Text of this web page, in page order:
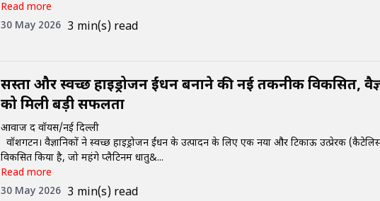
Read more
30 May 2026 3 min(s) read
सस्ता और स्वच्छ हाइड्रोजन ईंधन बनाने की नई तकनीक विकसित,
को मिली बड़ी सफलता
आवाज द वॉयस/नई दिल्ली
वॉशिंगटन। वैज्ञानिकों ने स्वच्छ हाइड्रोजन ईंधन के उत्पादन के लिए एक नया और टिकाऊ उत्प्रेरक
विकसित किया है, जो महंगे प्लैटिनम धातु&...
Read more
30 May 2026 3 min(s) read